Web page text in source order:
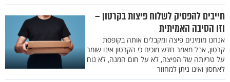
חייבים להפסיק לשלוח פיצות בקרטון –
וזו הסיבה האמיתית
אנחנו מזמינים פיצה ומקבלים אותה בקופסת
קרטון, אבל מאמר חדש מוכיח כי הקרטון אינו שומר
על טריותה של הפיצה, לא על חום המנה, לא נוח
לאחסון ואינו ניתן למחזור